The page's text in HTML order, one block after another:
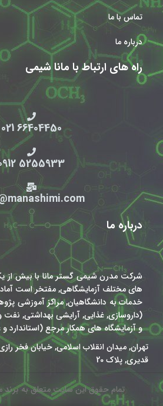
تماس با ما
درباره ما
راه های ارتباط با مانا شیمی
66404450 021
5255933 0912
درباره ما
شرکت مدرن شیمی گستر مانا با بیش از
های مختلف آزمایشگاهی, مفتخر است
خدمات به دانشگاهیان, مراکز آموزشی
(داروسازی, غذایی, آرایشی بهداشتی,
و آزمایشگاه های همکار مرجع (استاندارد و
تهران, میدان انقلاب اسلامی, خیابان فخر
قدیری, پلاک 20
تمام حقوق این سایت متعلق به برند